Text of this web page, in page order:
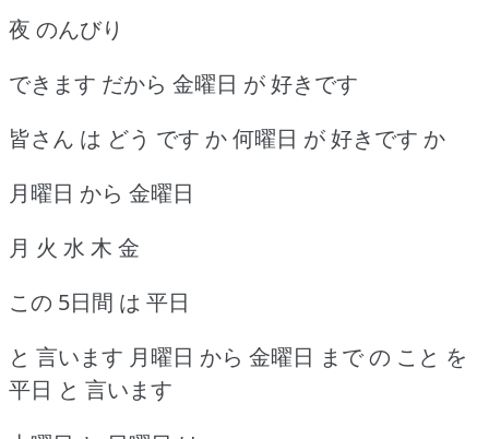
夜 のんびり
できます だから 金曜日 が 好きです
皆さん は どう です か 何曜日 が 好きです か
月曜日 から 金曜日
月 火 水 木 金
この 5日間 は 平日
と 言います 月曜日 から 金曜日 まで の こと を
平日 と 言います